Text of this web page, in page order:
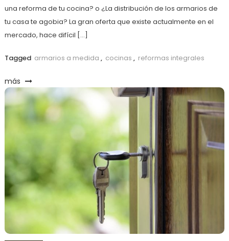
una reforma de tu cocina? o ¿La distribución de los armarios de
tu casa te agobia? La gran oferta que existe actualmente en el
mercado, hace difícil […]
Tagged armarios a medida , cocinas , reformas integrales
más